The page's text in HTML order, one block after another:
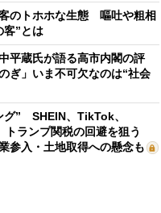
のトホホな生態 嘔吐や粗相
客”とは
平蔵氏が語る高市内閣の評
ぎ」いま不可欠なのは“社会
グ” SHEIN、TikTok、
トランプ関税の回避を狙う
参入・土地取得への懸念も